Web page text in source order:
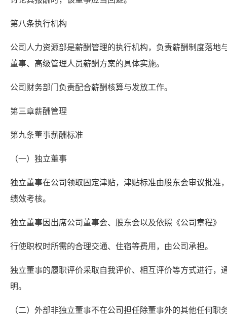
第八条执行机构
公司人力资源部是薪酬管理的执行机构，负责薪酬制度落地
董事、高级管理人员薪酬方案的具体实施。
公司财务部门负责配合薪酬核算与发放工作。
第三章薪酬管理
第九条董事薪酬标准
（一）独立董事
独立董事在公司领取固定津贴，津贴标准由股东会审议批准
绩效考核。
独立董事因出席公司董事会、股东会以及依照《公司章程》
行使职权时所需的合理交通、住宿等费用，由公司承担。
独立董事的履职评价采取自我评价、相互评价等方式进行，
明。
（二）外部非独立董事不在公司担任除董事外的其他任何职